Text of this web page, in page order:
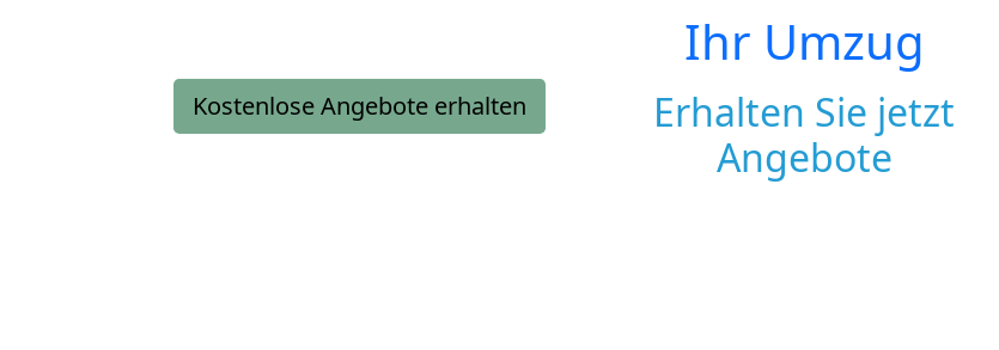
Kostenlose Angebote erhalten
Ihr Umzug
Erhalten Sie jetzt
Angebote